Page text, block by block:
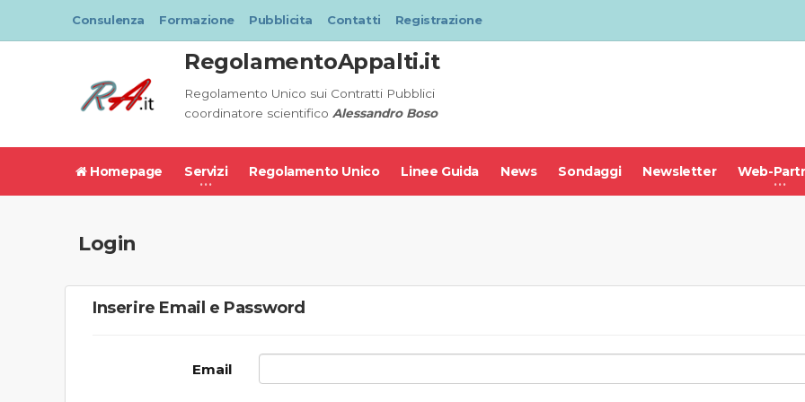
Consulenza Formazione Pubblicita Contatti Registrazione
RegolamentoAppalti.it
Regolamento Unico sui Contratti Pubblici
coordinatore scientifico Alessandro Boso
Homepage Servizi Regolamento Unico Linee Guida News Sondaggi Newsletter Web-
Login
Inserire Email e Password
Email